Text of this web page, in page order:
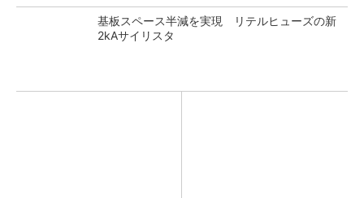
基板スペース半減を実現 リテルヒューズの新
2kAサイリスタ